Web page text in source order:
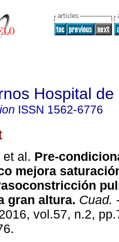
Hospital
ISSN 1562-6776
et al. Pre-
mejora
gran altura. Cuad.
vol.57, n.2,